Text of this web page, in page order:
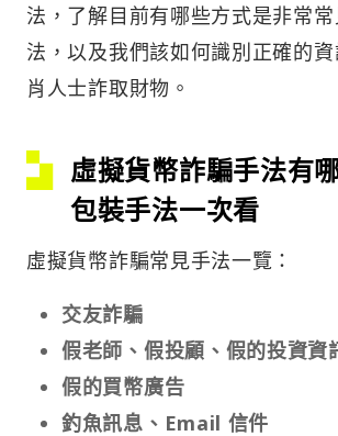
法，了解目前有哪些方式是非常
法，以及我們該如何識別正確的
肖人士詐取財物。
虛擬貨幣詐騙手法有
包裝手法一次看
虛擬貨幣詐騙常見手法一覽：
交友詐騙
假老師、假投顧、假的投資資
假的買幣廣告
釣魚訊息、Email 信件